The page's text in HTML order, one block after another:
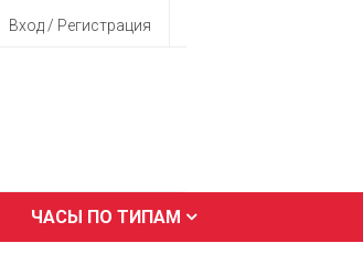
Вход / Регистрация
ЧАСЫ ПО ТИПАМ